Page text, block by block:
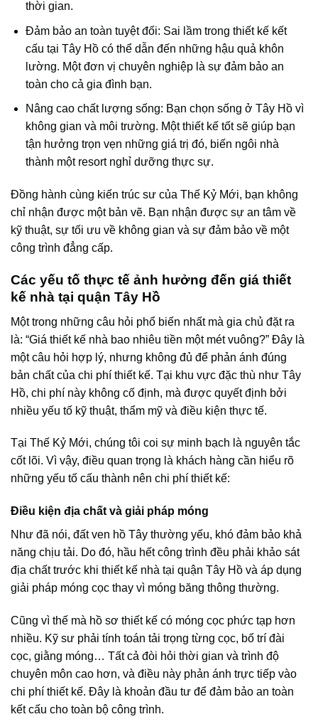
thời gian.
Đảm bảo an toàn tuyệt đối: Sai lầm trong thiết kế kết
cấu tại Tây Hồ có thể dẫn đến những hậu quả khôn
lường. Một đơn vị chuyên nghiệp là sự đảm bảo an
toàn cho cả gia đình bạn.
Nâng cao chất lượng sống: Bạn chọn sống ở Tây Hồ vì
không gian và môi trường. Một thiết kế tốt sẽ giúp bạn
tận hưởng trọn vẹn những giá trị đó, biến ngôi nhà
thành một resort nghỉ dưỡng thực sự.
Đồng hành cùng kiến trúc sư của Thế Kỷ Mới, bạn không
chỉ nhận được một bản vẽ. Bạn nhận được sự an tâm về
kỹ thuật, sự tối ưu về không gian và sự đảm bảo về một
công trình đẳng cấp.
Các yếu tố thực tế ảnh hưởng đến giá thiết
kế nhà tại quận Tây Hồ
Một trong những câu hỏi phổ biến nhất mà gia chủ đặt ra
là: “Giá thiết kế nhà bao nhiêu tiền một mét vuông?” Đây là
một câu hỏi hợp lý, nhưng không đủ để phản ánh đúng
bản chất của chi phí thiết kế. Tại khu vực đặc thù như Tây
Hồ, chi phí này không cố định, mà được quyết định bởi
nhiều yếu tố kỹ thuật, thẩm mỹ và điều kiện thực tế.
Tại Thế Kỷ Mới, chúng tôi coi sự minh bạch là nguyên tắc
cốt lõi. Vì vậy, điều quan trọng là khách hàng cần hiểu rõ
những yếu tố cấu thành nên chi phí thiết kế:
Điều kiện địa chất và giải pháp móng
Như đã nói, đất ven hồ Tây thường yếu, khó đảm bảo khả
năng chịu tải. Do đó, hầu hết công trình đều phải khảo sát
địa chất trước khi thiết kế nhà tại quận Tây Hồ và áp dụng
giải pháp móng cọc thay vì móng băng thông thường.
Cũng vì thế mà hồ sơ thiết kế có móng cọc phức tạp hơn
nhiều. Kỹ sư phải tính toán tải trọng từng cọc, bố trí đài
cọc, giằng móng… Tất cả đòi hỏi thời gian và trình độ
chuyên môn cao hơn, và điều này phản ánh trực tiếp vào
chi phí thiết kế. Đây là khoản đầu tư để đảm bảo an toàn
kết cấu cho toàn bộ công trình.